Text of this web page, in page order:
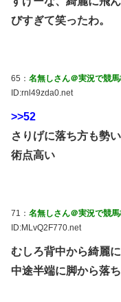
びすぎて笑ったわ。
65： 名無しさん＠実況で競馬
ID:rnl49zda0.net
>>52
さりげに落ち方も勢
術点高い
71： 名無しさん＠実況で競馬
ID:MLvQ2F770.net
むしろ背中から綺麗
中途半端に脚から落